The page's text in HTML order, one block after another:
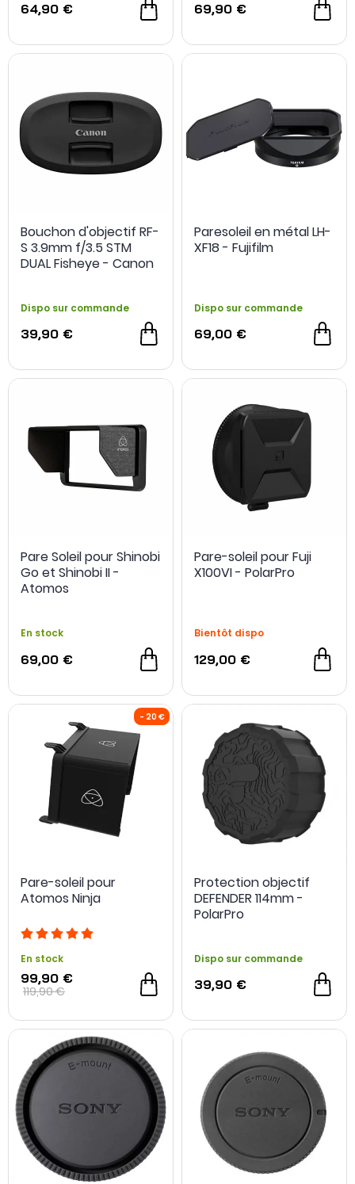
64,90 € 69,90 €
Bouchon d'objectif RF-
S 3.9mm f/3.5 STM
DUAL Fisheye - Canon
Dispo sur commande
39,90 €
Paresoleil en métal LH-
XF18 - Fujifilm
Dispo sur commande
69,00 €
Pare Soleil pour Shinobi
Go et Shinobi II -
Atomos
En stock
69,00 €
Pare-soleil pour Fuji
X100VI - PolarPro
Bientôt dispo
129,00 €
Pare-soleil pour
Atomos Ninja
En stock
99,90 €
119,90 €
Protection objectif
DEFENDER 114mm -
PolarPro
Dispo sur commande
39,90 €